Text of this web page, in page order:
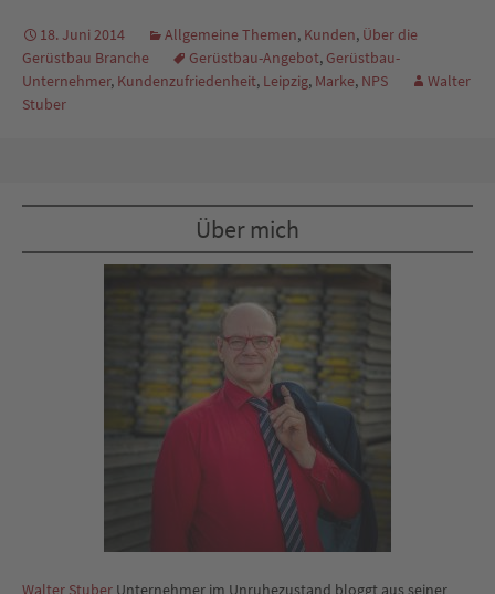
18. Juni 2014 Allgemeine Themen, Kunden, Über die
Gerüstbau Branche
Gerüstbau-Angebot, Gerüstbau-
Unternehmer, Kundenzufriedenheit, Leipzig, Marke, NPS
Walter
Stuber
Über mich
Walter Stuber Unternehmer im Unruhezustand bloggt aus seiner